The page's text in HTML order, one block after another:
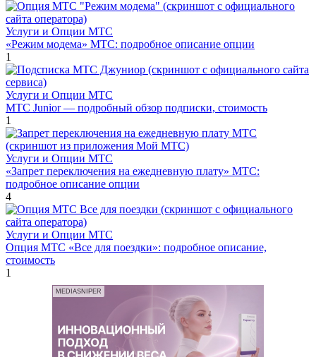
Услуги и Опции МТС
«Режим модема» МТС: подробное описание опции
1
Услуги и Опции МТС
МТС Junior — подробный обзор подписки, стоимость
1
Услуги и Опции МТС
«Запрет переключения на ежедневную плату» МТС:
подробное описание опции
4
Услуги и Опции МТС
Опция МТС «Все для поездки»: подробное описание,
стоимость
1
MEDIASNIPER